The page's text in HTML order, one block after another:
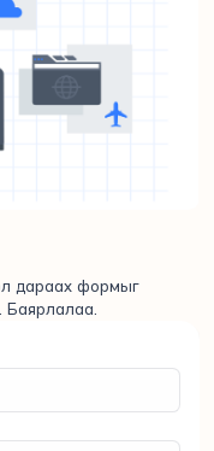
дараах формыг
Баярлалаа.